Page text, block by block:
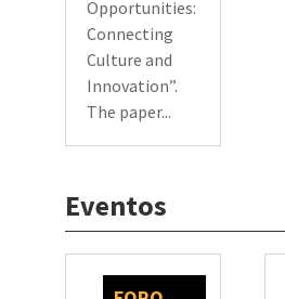
Opportunities:
Connecting
Culture and
Innovation”.
The paper...
Eventos